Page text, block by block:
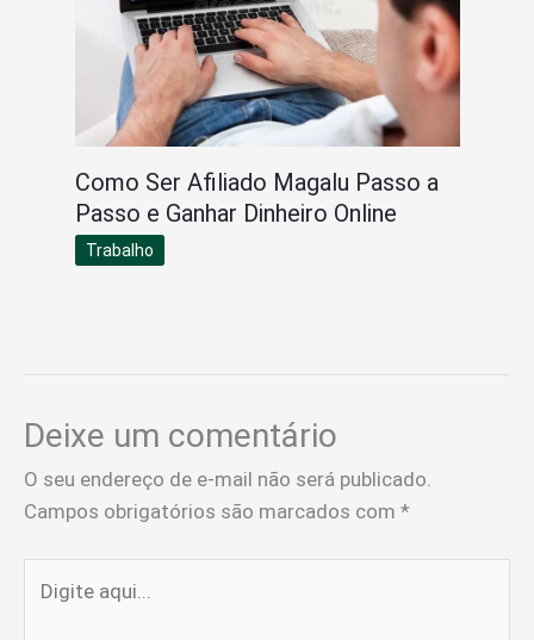
Como Ser Afiliado Magalu Passo a
Passo e Ganhar Dinheiro Online
Trabalho
Deixe um comentário
O seu endereço de e-mail não será publicado.
Campos obrigatórios são marcados com *
aqui...